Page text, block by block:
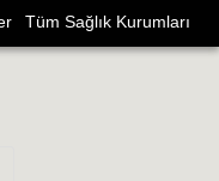
Tüm Sağlık Kurumları